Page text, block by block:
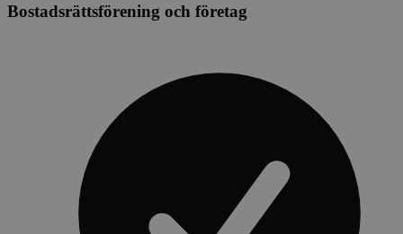
Bostadsrättsförening och företag